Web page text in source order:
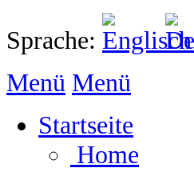
Sprache:
Menü Menü
Startseite
Home